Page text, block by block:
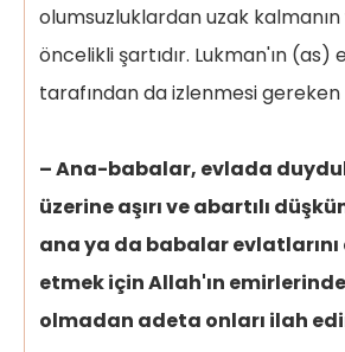
olumsuzluklardan uzak
öncelikli şartıdır. Lukman'ın
tarafından da izlenmesi
– Ana-babalar, evlada
üzerine aşırı ve abartılı
ana ya da babalar evlatlarını
etmek için Allah'ın
olmadan adeta onları ilah